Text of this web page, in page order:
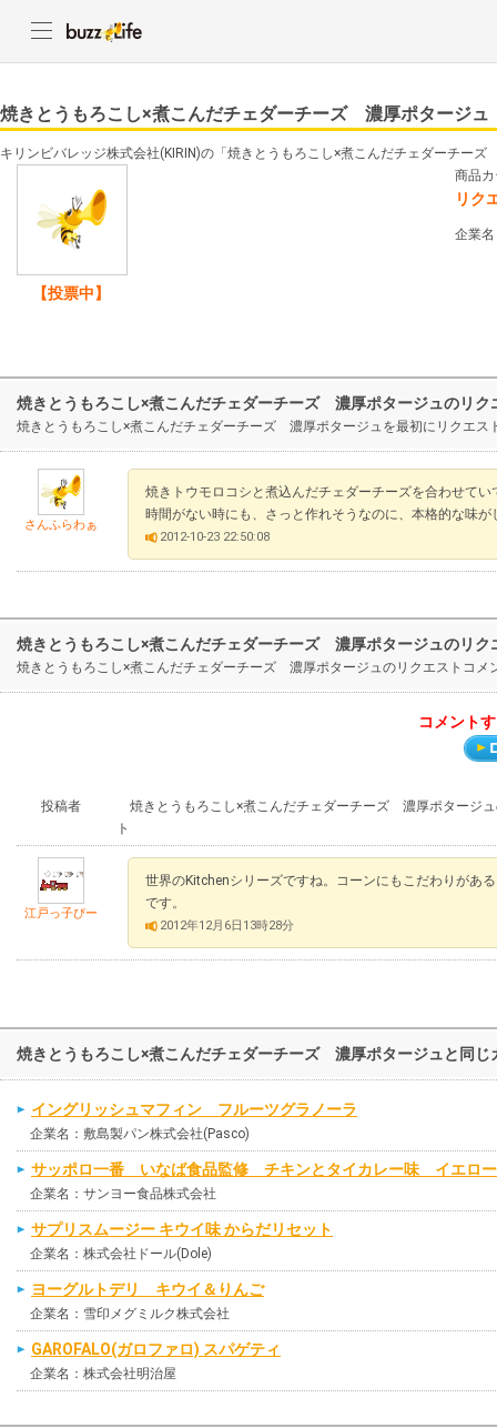
焼きとうもろこし×煮こんだチェダーチーズ 濃厚ポタージュ
キリンビバレッジ株式会社(KIRIN)の「焼きとうもろこし×煮こんだチェダーチー
【投票中】
商品
リク
企業
焼きとうもろこし×煮こんだチェダーチーズ 濃厚ポタージュのリク
焼きとうもろこし×煮こんだチェダーチーズ 濃厚ポタージュを最初にリクエス
さんふらわぁ
焼きトウモロコシと煮込んだチェダーチーズを合わせて
時間がない時にも、さっと作れそうなのに、本格的な味
2012-10-23 22:50:08
焼きとうもろこし×煮こんだチェダーチーズ 濃厚ポタージュのリク
焼きとうもろこし×煮こんだチェダーチーズ 濃厚ポタージュのリクエストコ
コメント
投稿者
焼きとうもろこし×煮こんだチェダーチーズ 濃厚ポタージ
ト
江戸っ子ぴー
世界のKitchenシリーズですね。コーンにもこだわりがあ
です。
2012年12月6日13時28分
焼きとうもろこし×煮こんだチェダーチーズ 濃厚ポタージュと同じ
イングリッシュマフィン フルーツグラノーラ
企業名：敷島製パン株式会社(Pasco)
サッポロ一番 いなば食品監修 チキンとタイカレー味 イエロー
企業名：サンヨー食品株式会社
サプリスムージー キウイ味 からだリセット
企業名：株式会社ドール(Dole)
ヨーグルトデリ キウイ＆りんご
企業名：雪印メグミルク株式会社
GAROFALO(ガロファロ) スパゲティ
企業名：株式会社明治屋